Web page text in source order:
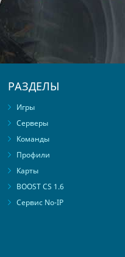
РАЗДЕЛЫ
Игры
Серверы
Команды
Профили
Карты
BOOST CS 1.6
Сервис No-IP